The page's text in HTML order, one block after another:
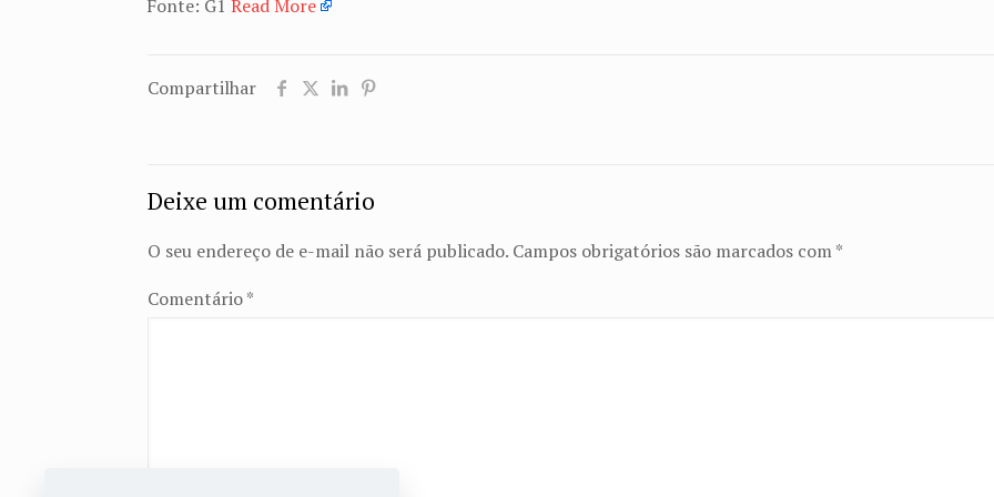
Fonte: G1Read More
Compartilhar
Deixe um comentário
O seu endereço de e-mail não será publicado. Campos obrigatórios são marcados com*
Comentário*